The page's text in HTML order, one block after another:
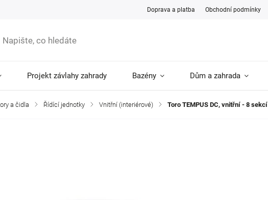
Doprava a platba Obchodní podmínky
Projekt závlahy zahrady Bazény Dům a zahrada
a čidla / Řídící jednotky / Vnitřní (interiérové) / Toro TEMPUS DC, vnitřní - 8 sekcí